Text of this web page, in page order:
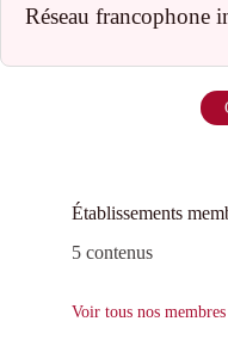
Réseau francophone
Établissements
5 contenus
Voir tous nos membres